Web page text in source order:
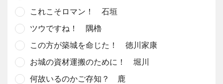
これこそロマン！ 石垣
ツウですね！ 隅櫓
この方が築城を命じた！ 徳川家康
お城の資材運搬のために！ 堀川
何故いるのかご存知？ 鹿